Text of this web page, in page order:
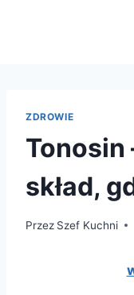
ZDROWIE
Tonosin
skład,
Przez Szef Kuchni